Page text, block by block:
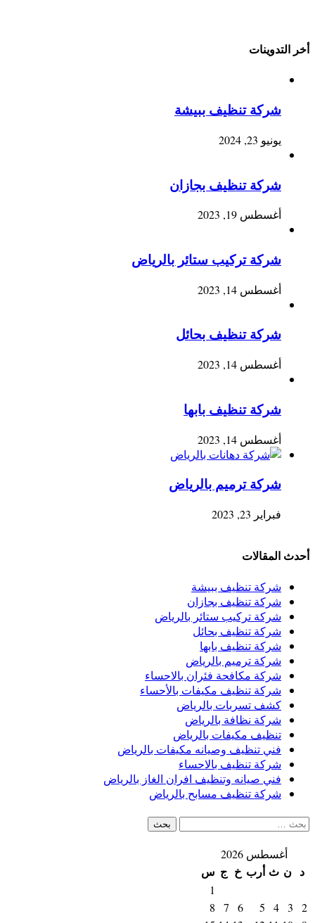
أخر التدوينات
شركة تنظيف ببيشة
يونيو 23, 2024
شركة تنظيف بجازان
أغسطس 19, 2023
شركة تركيب ستائر بالرياض
أغسطس 14, 2023
شركة تنظيف بحائل
أغسطس 14, 2023
شركة تنظيف بابها
أغسطس 14, 2023
شركة ترميم بالرياض
فبراير 23, 2023
أحدث المقالات
شركة تنظيف ببيشة
شركة تنظيف بجازان
شركة تركيب ستائر بالرياض
شركة تنظيف بحائل
شركة تنظيف بابها
شركة ترميم بالرياض
شركة مكافحة فئران بالاحساء
شركة تنظيف مكيفات بالأحساء
كشف تسربات بالرياض
شركة نظافة بالرياض
تنظيف مكيفات بالرياض
فني تنظيف وصيانه مكيفات بالرياض
شركة تنظيف بالاحساء
فني صيانه وتنظيف افران الغاز بالرياض
شركة تنظيف مسابح بالرياض
البحث
عن:
أغسطس 2026
د ن ث أرب خ ج س
1
2
3
4
5
6
7
8